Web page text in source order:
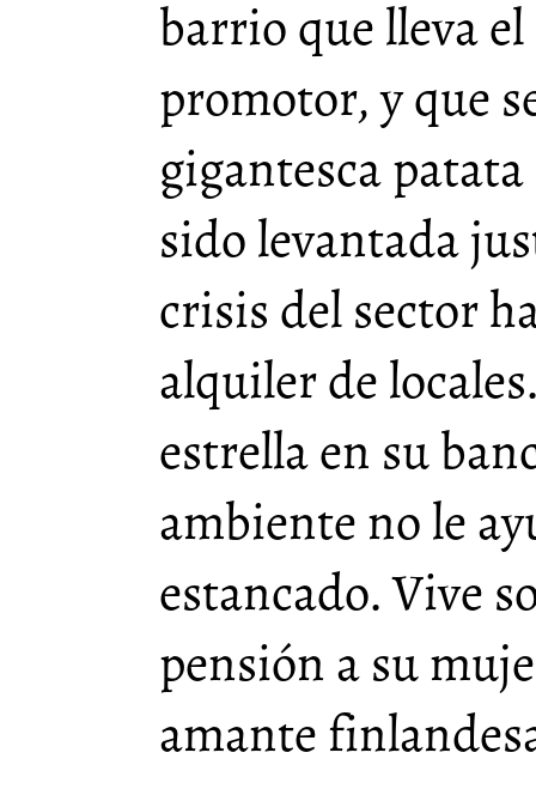
barrio que lleva
promotor, y que
gigantesca
sido levantada
crisis del sector
alquiler de
estrella en su
ambiente no le
estancado. Vive
pensión a su
amante